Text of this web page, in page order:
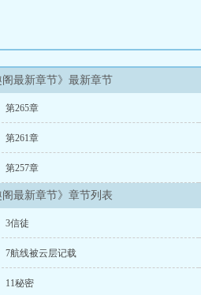
阁最新章节》最新章节
第265章
第261章
第257章
阁最新章节》章节列表
3信徒
7航线被云层记载
11秘密